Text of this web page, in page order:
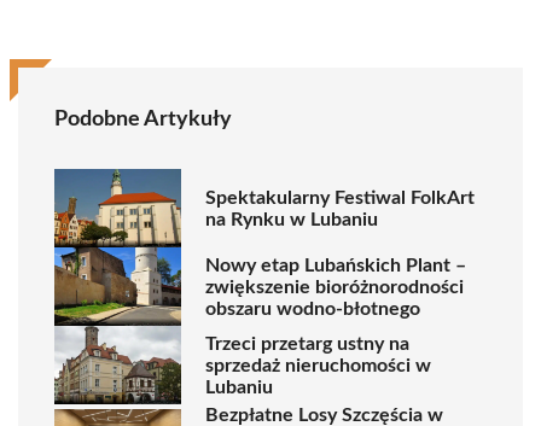
Podobne Artykuły
Spektakularny Festiwal FolkArt
na Rynku w Lubaniu
Nowy etap Lubańskich Plant –
zwiększenie bioróżnorodności
obszaru wodno-błotnego
Trzeci przetarg ustny na
sprzedaż nieruchomości w
Lubaniu
Bezpłatne Losy Szczęścia w